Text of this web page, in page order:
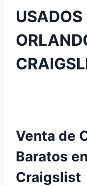
USADOS
Venta de
Baratos
Craigslist